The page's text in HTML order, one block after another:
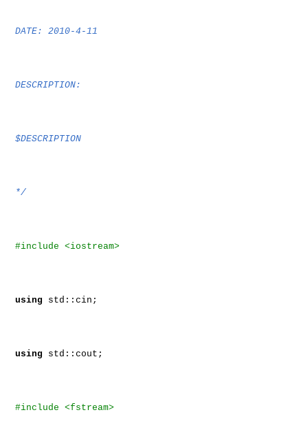
DATE: 2010-4-11
DESCRIPTION:
$DESCRIPTION
*/
#include <iostream>
using std::cin;
using std::cout;
#include <fstream>